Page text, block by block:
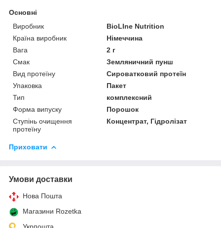
Основні
Виробник
BioLIne Nutrition
Країна виробник
Німеччина
Вага
2 г
Смак
Земляничний пунш
Вид протеїну
Сироватковий протеїн
Упаковка
Пакет
Тип
комплексний
Форма випуску
Порошок
Ступінь очищення
протеїну
Концентрат, Гідролізат
Приховати
Умови доставки
Нова Пошта
Магазини Rozetka
Укрпошта